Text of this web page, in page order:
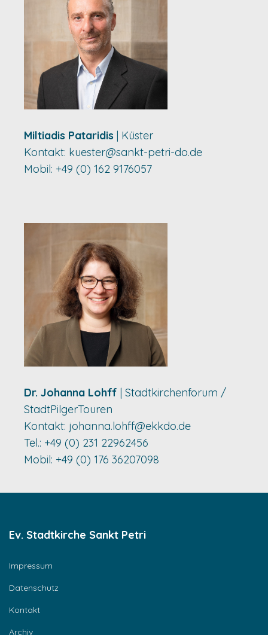
Miltiadis Pataridis | Küster
Kontakt: kuester@sankt-petri-do.de
Mobil: +49 (0) 162 9176057
Dr. Johanna Lohff | Stadtkirchenforum /
StadtPilgerTouren
Kontakt: johanna.lohff@ekkdo.de
Tel.: +49 (0) 231 22962456
Mobil: +49 (0) 176 36207098
Ev. Stadtkirche Sankt Petri
Impressum
Datenschutz
Kontakt
Archiv